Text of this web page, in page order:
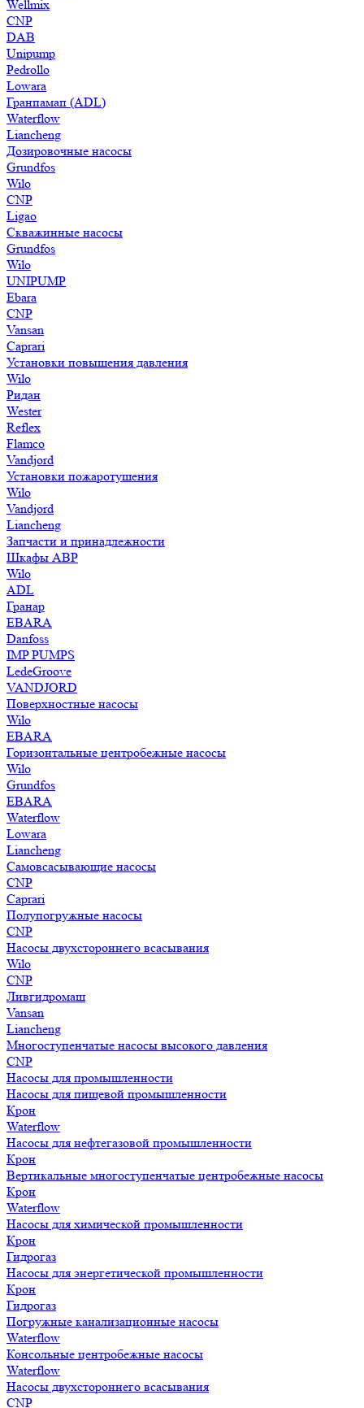
Wellmix
CNP
DAB
Unipump
Pedrollo
Lowara
Гранпамап (ADL)
Waterflow
Liancheng
Дозировочные насосы
Grundfos
Wilo
CNP
Ligao
Скважинные насосы
Grundfos
Wilo
UNIPUMP
Ebara
CNP
Vansan
Caprari
Установки повышения давления
Wilo
Ридан
Wester
Reflex
Flamco
Vandjord
Установки пожаротушения
Wilo
Vandjord
Liancheng
Запчасти и принадлежности
Шкафы АВР
Wilo
ADL
Гранар
EBARA
Danfoss
IMP PUMPS
LedeGroove
VANDJORD
Поверхностные насосы
Wilo
EBARA
Горизонтальные центробежные насосы
Wilo
Grundfos
EBARA
Waterflow
Lowara
Liancheng
Самовсасывающие насосы
CNP
Caprari
Полупогружные насосы
CNP
Насосы двухстороннего всасывания
Wilo
CNP
Ливгидромаш
Vansan
Liancheng
Многоступенчатые насосы высокого давления
CNP
Насосы для промышленности
Насосы для пищевой промышленности
Крон
Waterflow
Насосы для нефтегазовой промышленности
Крон
Вертикальные многоступенчатые центробежные насосы
Крон
Waterflow
Насосы для химической промышленности
Крон
Гидрогаз
Насосы для энергетической промышленности
Крон
Гидрогаз
Погружные канализационные насосы
Waterflow
Консольные центробежные насосы
Waterflow
Насосы двухстороннего всасывания
CNP